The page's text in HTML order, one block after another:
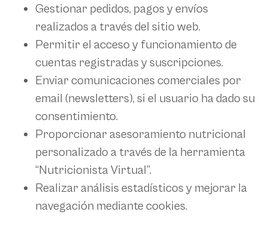
Gestionar pedidos, pagos y envíos
realizados a través del sitio web.
Permitir el acceso y funcionamiento de
cuentas registradas y suscripciones.
Enviar comunicaciones comerciales por
email (newsletters), si el usuario ha dado su
consentimiento.
Proporcionar asesoramiento nutricional
personalizado a través de la herramienta
“Nutricionista Virtual”.
Realizar análisis estadísticos y mejorar la
navegación mediante cookies.